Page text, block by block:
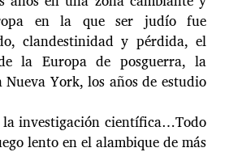
en la que ser judío fue
clandestinidad y pérdida, el
la Europa de posguerra, la
York, los años de estudio
investigación científica…Todo
lento en el alambique de más